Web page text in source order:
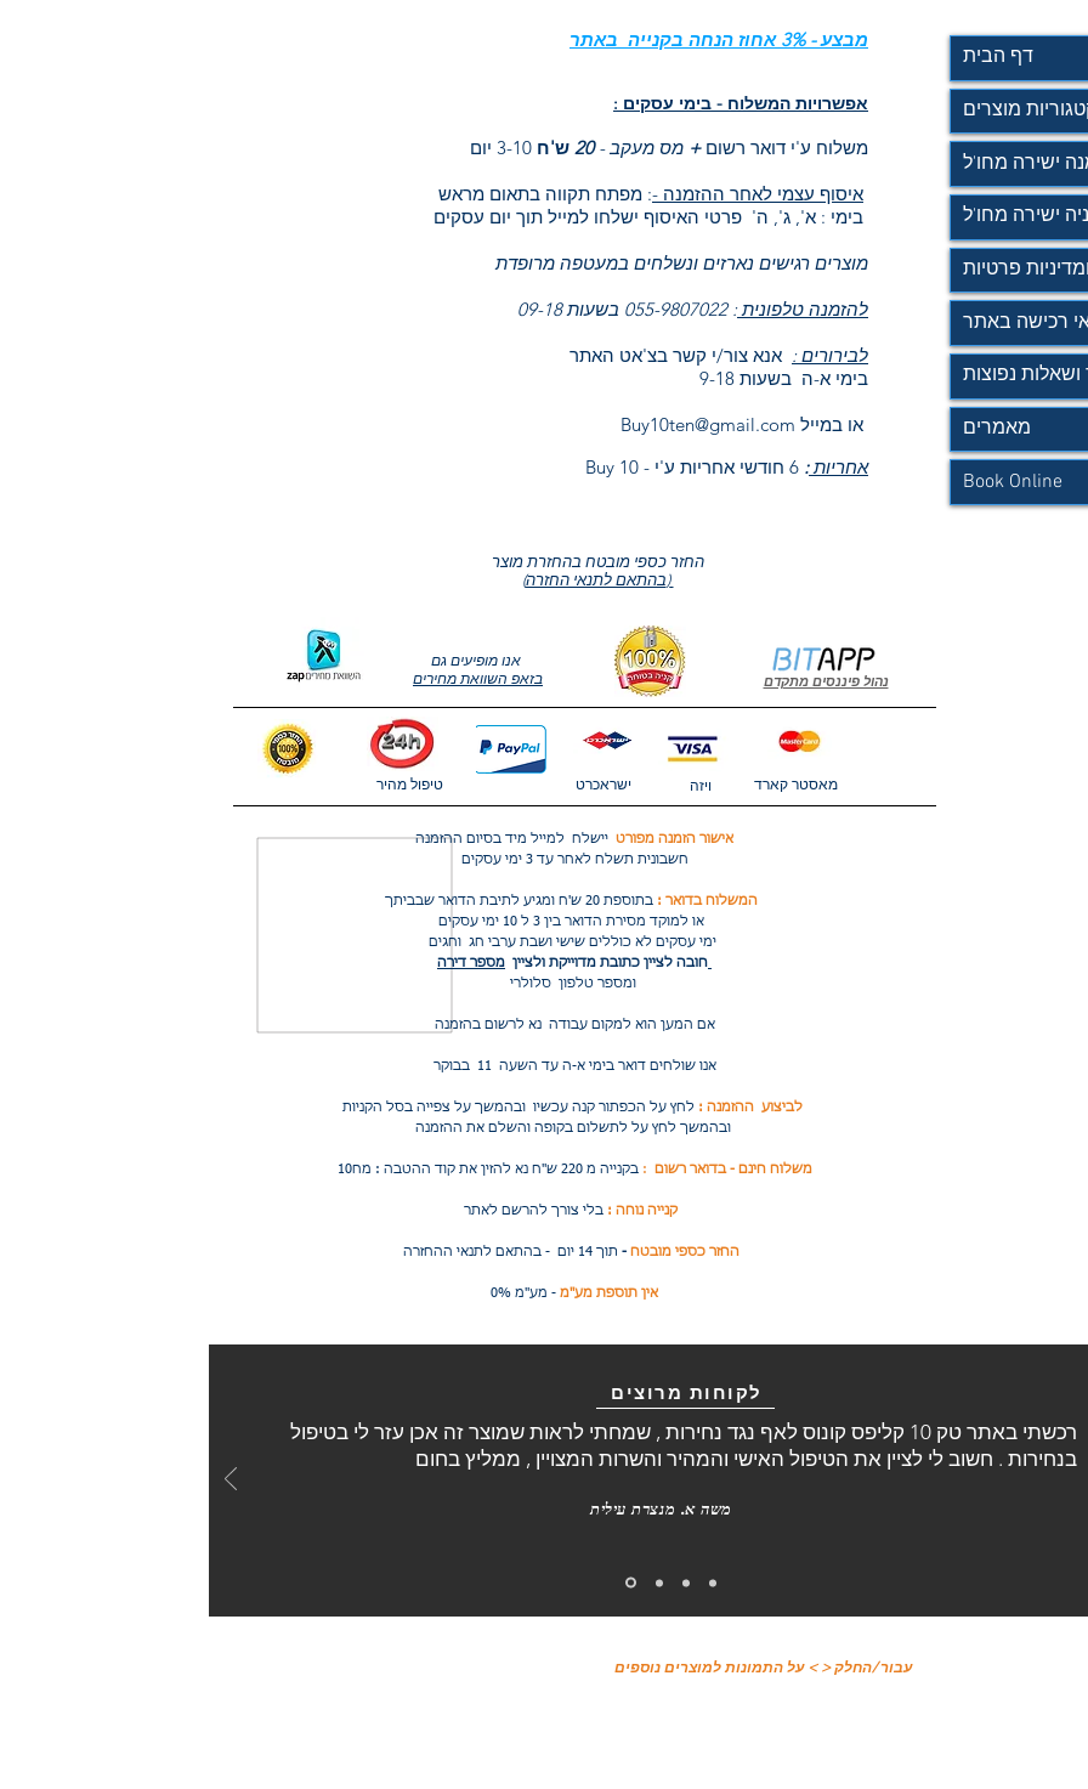
מבצע - 3% אחוז הנחה בקנייה באתר
: אפשרויות המשלוח - בימי עסקים
משלוח ע'י דואר רשום+ מס מעקב -20 ש'ח
איסוף עצמי לאחר ההזמנה -
מוצרים רגישים נארזים ונשלחים במעטפה מרופדת
להזמנה טלפונית: 055-9807022 בשעות 09-18
לבירורים : אנא צור/י קשר בצ'אט האתר
בימי א-ה בשעות 9-18
Buy10ten@gmail.com
Buy 10 -
אחריות:
החזר כספי מובטח בהחזרת מוצר
(
בהתאם לתנאי החזרה)
בזאפ השוואת מחירים
נהול פיננסים מתקדם
דף הבית
מוצרים
ישירה מחו'ל
ישירה מחו'ל
פרטיות
רכישה באתר
נפוצות
מאמרים
Book Online
טיפול מהיר ישראכרט ויזה מאסטר קארד
אישור הזמנה מפורט יישלח למייל מיד בסיום ההזמנה
חשבונית תשלח לאחר עד 3 ימי עסקים
המשלוח בדואר :בתוספת 20 ש'ח ומגיע לתיבת הדואר שבביתך
או למוקד מסירת הדואר בין 3 ל 10 ימי עסקים
חובה לציין כתובת מדוייקת ולציין מספר דירה
ומספר טלפון סלולרי
אם המען הוא למקום עבודה נא לרשום בהזמנה
אנו שולחים דואר בימי א-ה עד השעה 11 בבוקר
לביצוע ההזמנה :
ובהמשך לחץ על לתשלום בקופה והשלם את ההזמנה
משלוח חינם - בדואר רשום : בקנייה מ 220 ש"ח נא להזין את קוד ההטבה : מח10
קנייה נוחה : בלי צורך להרשם לאתר
החזר כספי מובטח- תוך 14 יום - בהתאם לתנאי ההחזרה
אין תוספת מע"מ - מע"מ 0%
לקוחות מרוצים
משה א. מנצרת עילית
בנחירות . חשוב לי לציין את הטיפול האישי והמהיר והשרות המצויין , ממליץ בחום
עבור /החלק < > על התמונות למוצרים נוספים